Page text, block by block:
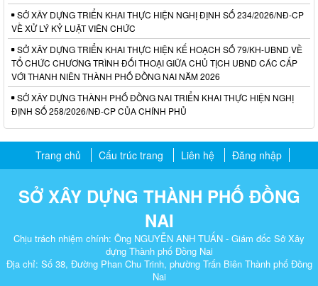
SỞ XÂY DỰNG TRIỂN KHAI THỰC HIỆN NGHỊ ĐỊNH SỐ 234/2026/NĐ-CP
VỀ XỬ LÝ KỶ LUẬT VIÊN CHỨC
SỞ XÂY DỰNG TRIỂN KHAI THỰC HIỆN KẾ HOẠCH SỐ 79/KH-UBND VỀ
TỔ CHỨC CHƯƠNG TRÌNH ĐỐI THOẠI GIỮA CHỦ TỊCH UBND CÁC CẤP
VỚI THANH NIÊN THÀNH PHỐ ĐỒNG NAI NĂM 2026
SỞ XÂY DỰNG THÀNH PHỐ ĐỒNG NAI TRIỂN KHAI THỰC HIỆN NGHỊ
ĐỊNH SỐ 258/2026/NĐ-CP CỦA CHÍNH PHỦ
Trang chủ Cấu trúc trang Liên hệ Đăng nhập
SỞ XÂY DỰNG THÀNH PHỐ ĐỒNG
NAI
Chịu trách nhiệm chính: Ông NGUYỄN ANH TUẤN - Giám đốc Sở Xây
dựng Thành phố Đồng Nai
Địa chỉ: Số 38, Đường Phan Chu Trinh, phường Trấn Biên Thành phố Đồng
Nai